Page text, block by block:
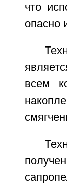
что
опасно
всем